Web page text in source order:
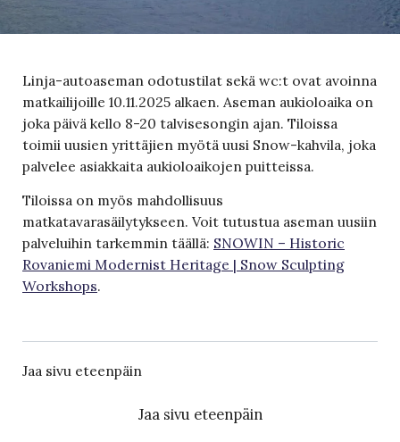
Linja-autoaseman odotustilat sekä wc:t ovat avoinna
matkailijoille 10.11.2025 alkaen. Aseman aukioloaika on
joka päivä kello 8-20 talvisesongin ajan. Tiloissa
toimii uusien yrittäjien myötä uusi Snow-kahvila, joka
palvelee asiakkaita aukioloaikojen puitteissa.
Tiloissa on myös mahdollisuus
matkatavarasäilytykseen. Voit tutustua aseman uusiin
palveluihin tarkemmin täällä: SNOWIN – Historic
Rovaniemi Modernist Heritage | Snow Sculpting
Workshops.
Jaa sivu eteenpäin
Jaa sivu eteenpäin